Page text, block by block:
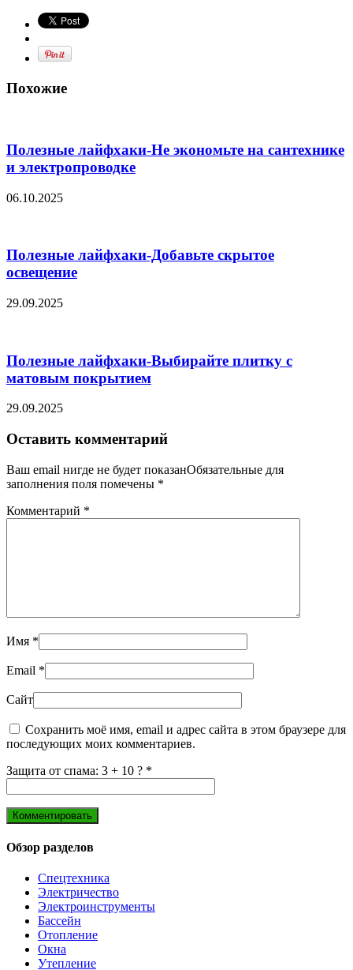
Похожие
Полезные лайфхаки-Не экономьте на сантехнике
и электропроводке
06.10.2025
Полезные лайфхаки-Добавьте скрытое
освещение
29.09.2025
Полезные лайфхаки-Выбирайте плитку с
матовым покрытием
29.09.2025
Оставить комментарий
Ваш email нигде не будет показанОбязательные для
заполнения поля помечены *
Комментарий *
Имя *
Email *
Сайт
Сохранить моё имя, email и адрес сайта в этом браузере для
последующих моих комментариев.
Защита от спама: 3 + 10 ? *
Обзор разделов
Спецтехника
Электричество
Электроинструменты
Бассейн
Отопление
Окна
Утепление